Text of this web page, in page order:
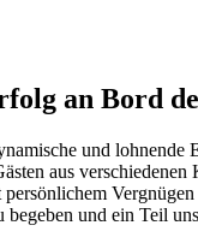
an Bord
und
aus
begeben und ein Teil